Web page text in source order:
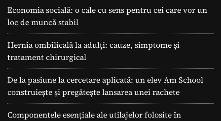
Economia socială: o cale cu sens pentru cei care vor un
loc de muncă stabil
Hernia ombilicală la adulți: cauze, simptome și
tratament chirurgical
De la pasiune la cercetare aplicată: un elev Am School
construiește și pregătește lansarea unei rachete
Componentele esențiale ale utilajelor folosite în